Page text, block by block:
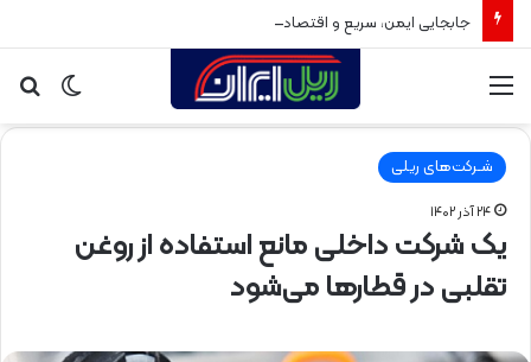
تغییر
پوسته
شـرکت‌های ریلی
۲۴ آذر ۱۴۰۲
یک شرکت داخلی مانع استفاده از روغن
تقلبی در قطارها می‌شود